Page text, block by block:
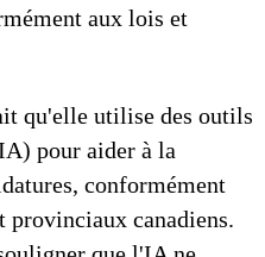
aux lois et
qu'elle utilise des outils
pour aider à la
conformément
provinciaux canadiens.